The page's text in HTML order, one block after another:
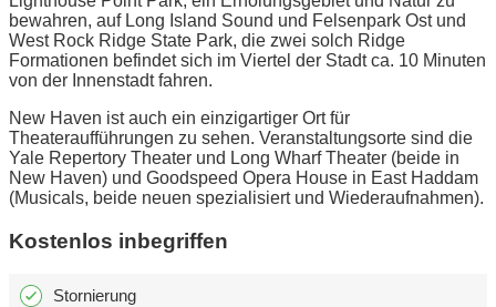
bewahren, auf Long Island Sound und Felsenpark Ost und
West Rock Ridge State Park, die zwei solch Ridge
Formationen befindet sich im Viertel der Stadt ca. 10 Minuten
von der Innenstadt fahren.
New Haven ist auch ein einzigartiger Ort für
Theateraufführungen zu sehen. Veranstaltungsorte sind die
Yale Repertory Theater und Long Wharf Theater (beide in
New Haven) und Goodspeed Opera House in East Haddam
(Musicals, beide neuen spezialisiert und Wiederaufnahmen).
Kostenlos inbegriffen
Stornierung